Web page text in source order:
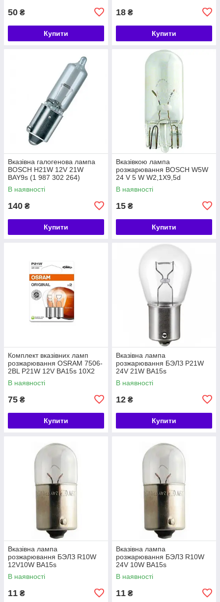
50 ₴
Купити
18 ₴
Купити
Вказівна галогенова лампа
BOSCH H21W 12V 21W
BAY9s (1 987 302 264)
В наявності
140 ₴
Купити
Вказівкою лампа
розжарювання BOSCH W5W
24 V 5 W W2,1X9,5d
(1987302518)
В наявності
15 ₴
Купити
Комплект вказівних ламп
розжарювання OSRAM 7506-
2BL P21W 12V BA15s 10X2
В наявності
75 ₴
Купити
Вказівна лампа
розжарювання БЭЛЗ P21W
24V 21W BA15s
В наявності
12 ₴
Купити
Вказівна лампа
розжарювання БЭЛЗ R10W
12V10W BA15s
В наявності
11 ₴
Вказівна лампа
розжарювання БЭЛЗ R10W
24V 10W BA15s
В наявності
11 ₴